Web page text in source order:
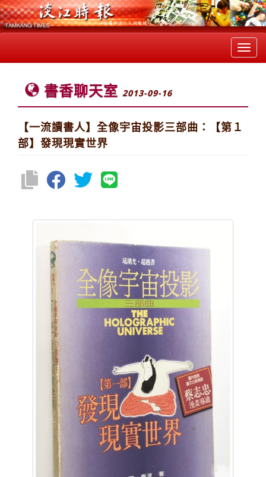
書香聊天室 2013-09-16
【一流讀書人】全像宇宙投影三部曲：【第１
部】發現現實世界